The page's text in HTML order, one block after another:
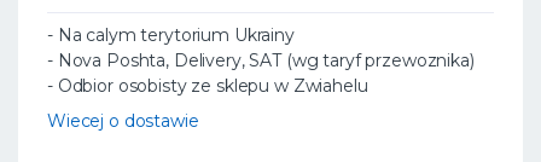
- Na calym terytorium Ukrainy
- Nova Poshta, Delivery, SAT (wg taryf przewoznika)
- Odbior osobisty ze sklepu w Zwiahelu
Wiecej o dostawie